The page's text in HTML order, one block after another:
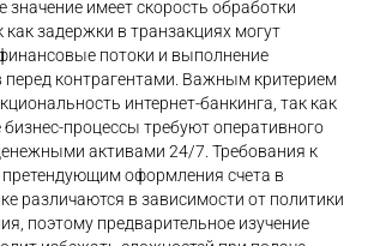
значение имеет скорость обработки
как задержки в транзакциях могут
потоки и выполнение
перед контрагентами. Важным критерием
интернет-банкинга, так как
процессы требуют оперативного
активами 24/7. Требования к
претендующим оформления счета в
различаются в зависимости от политики
поэтому предварительное изучение